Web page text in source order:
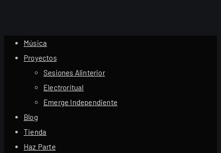
Música
Proyectos
Sesiones Alinterior
Electroritual
Emerge Independiente
Blog
Tienda
Haz Parte